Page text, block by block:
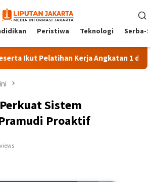
Peristiwa Teknologi Serba-
Pelatihan Kerja Angkatan 1 di PPKD
Sistem
Proaktif